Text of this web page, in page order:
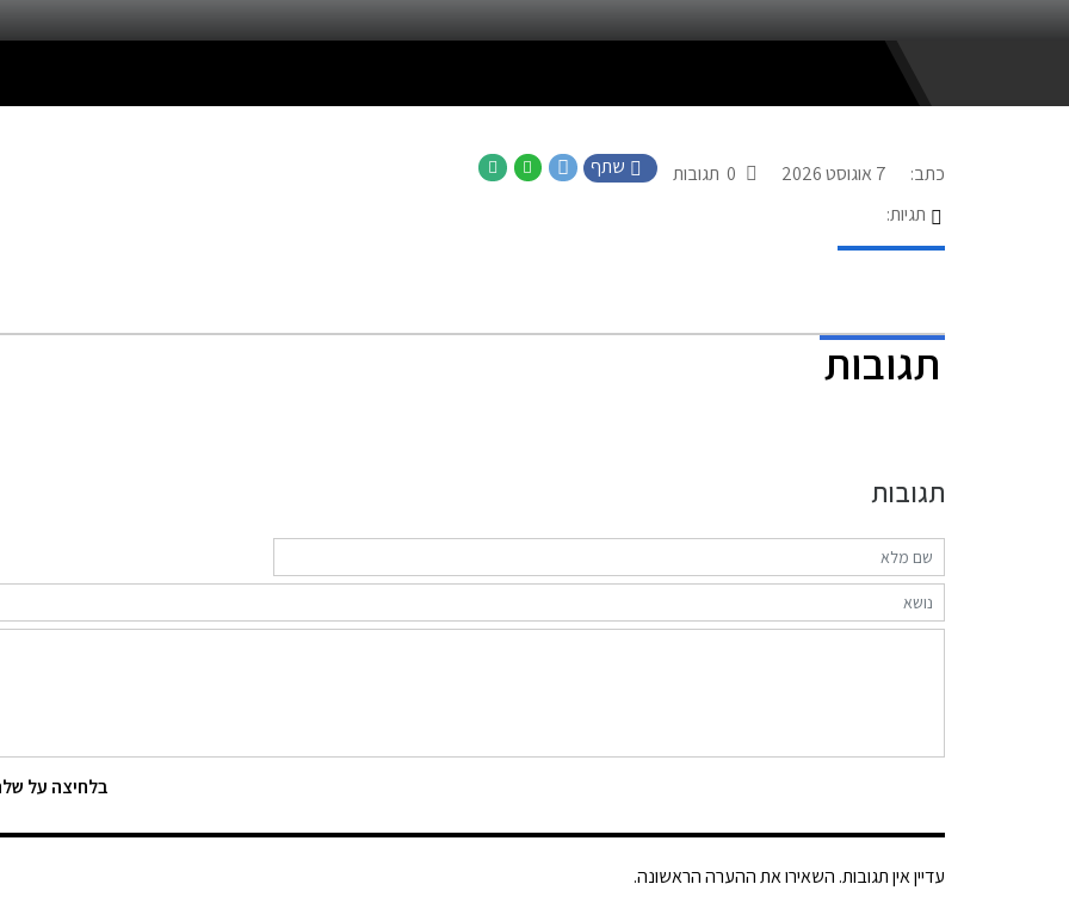
כתב: 7 אוגוסט 2026 תגובות
שתף
תגיות:
תגובות
תגובות
בלחיצה על
עדיין אין תגובות. השאירו את ההערה הראשונה.